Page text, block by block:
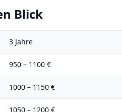
Blick
3 Jahre
950 – 1100 €
1000 – 1150 €
1050 – 1200 €